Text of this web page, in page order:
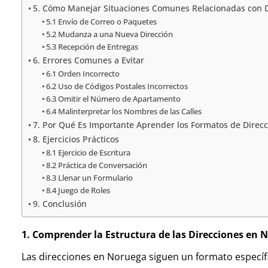
5. Cómo Manejar Situaciones Comunes Relacionadas con
5.1 Envío de Correo o Paquetes
5.2 Mudanza a una Nueva Dirección
5.3 Recepción de Entregas
6. Errores Comunes a Evitar
6.1 Orden Incorrecto
6.2 Uso de Códigos Postales Incorrectos
6.3 Omitir el Número de Apartamento
6.4 Malinterpretar los Nombres de las Calles
7. Por Qué Es Importante Aprender los Formatos de
8. Ejercicios Prácticos
8.1 Ejercicio de Escritura
8.2 Práctica de Conversación
8.3 Llenar un Formulario
8.4 Juego de Roles
9. Conclusión
1. Comprender la Estructura de las Direcciones en
Las direcciones en Noruega siguen un formato